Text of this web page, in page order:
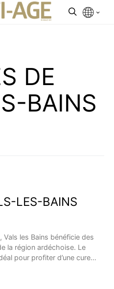
DE
BAINS
LES-BAINS
Vals les Bains bénéficie des
la région ardéchoise. Le
pour profiter d’une cure…